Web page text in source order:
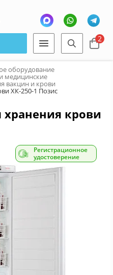
2
оборудование
медицинские
вакцин и крови
ХК-250-1 Позис
крови
Регистрационное
удостоверение